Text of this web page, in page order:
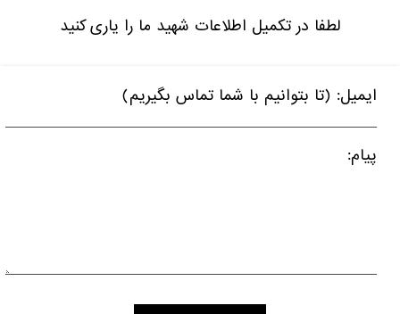
لطفا در تکمیل اطلاعات شهید ما را یاری کنید
ایمیل: (تا بتوانیم با شما تماس بگیریم)
پیام: